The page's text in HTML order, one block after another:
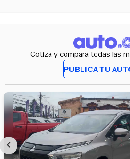
Cotiza y compara todas las
PUBLICA TU